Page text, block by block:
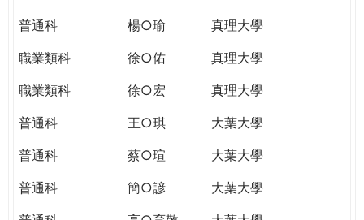
普通科
楊○瑜
真理大學
職業類科
徐○佑
真理大學
職業類科
徐○宏
真理大學
普通科
王○琪
大葉大學
普通科
蔡○瑄
大葉大學
普通科
簡○諺
大葉大學